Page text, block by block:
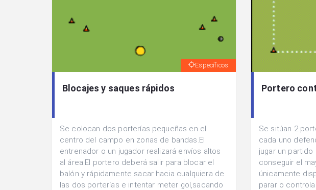
Específicos
Blocajes y saques rápidos
Se colocan dos porterías pequeñas en el
centro del campo en zonas de bandas.El
entrenador o un jugador realizará envíos altos
al área.El portero deberá salir para blocar el
balón y rápidamente sacar hacia cualquiera de
las dos porterías e intentar meter gol,sacando
Portero
Se sitúan 2
cada uno
jugar un
conseguir el
únicamente
parar o